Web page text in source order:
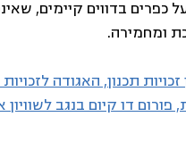
כפרים בדווים קיימים,
ומחמירה.
תכנון, האגודה
דו קיום בנגב